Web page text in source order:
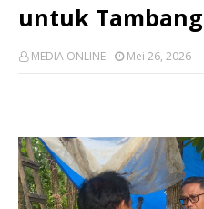
untuk
MEDIA ONLINE Mei 26, 2026